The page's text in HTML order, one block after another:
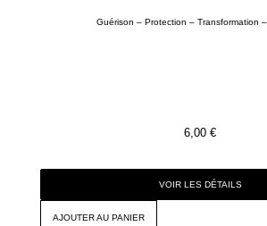
Guérison – Protection – Transformation
6,00 €
VOIR LES DÉTAILS
AJOUTER AU PANIER